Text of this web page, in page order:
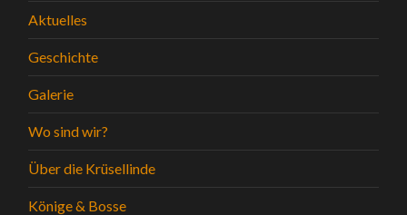
Aktuelles
Geschichte
Galerie
Wo sind wir?
Über die Krüsellinde
Könige & Bosse